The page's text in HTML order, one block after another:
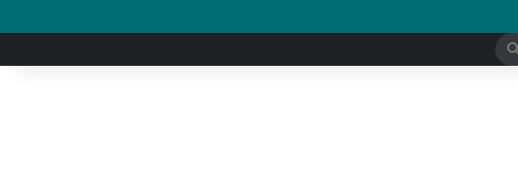
بحث